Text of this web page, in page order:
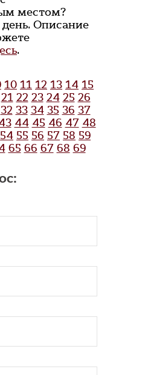
местом?
Описание
.
10 11 12 13 14 15
21 22 23 24 25 26
32 33 34 35 36 37
44 45 46 47 48
54 55 56 57 58 59
65 66 67 68 69